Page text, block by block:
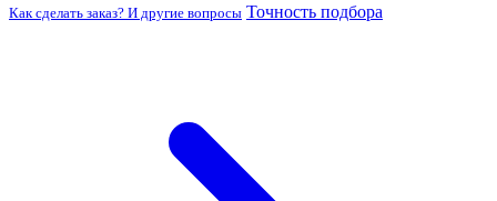
Как сделать заказ? И другие вопросы Точность подбора